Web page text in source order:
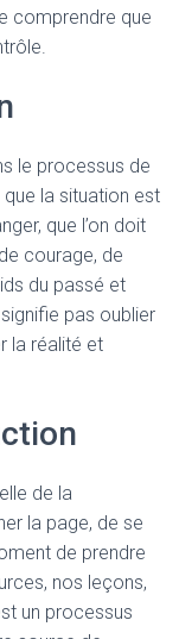
comprendre que
le processus de
que la situation est
que l’on doit
courage, de
du passé et
signifie pas oublier
la réalité et
de la
la page, de se
de prendre
nos leçons,
un processus